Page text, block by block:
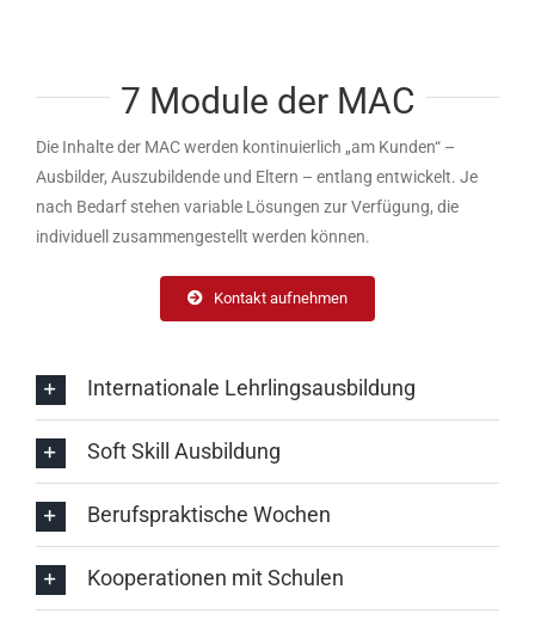
7 Module der MAC
Die Inhalte der MAC werden kontinuierlich „am Kunden“ –
Ausbilder, Auszubildende und Eltern – entlang entwickelt. Je
nach Bedarf stehen variable Lösungen zur Verfügung, die
individuell zusammengestellt werden können.
Kontakt aufnehmen
Internationale Lehrlingsausbildung
Soft Skill Ausbildung
Berufspraktische Wochen
Kooperationen mit Schulen